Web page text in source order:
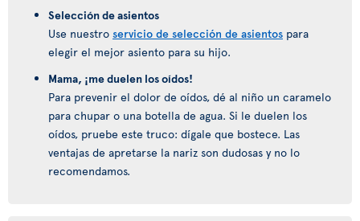
Selección de asientos
Use nuestro servicio de selección de asientos para
elegir el mejor asiento para su hijo.
Mama, ¡me duelen los oídos!
Para prevenir el dolor de oídos, dé al niño un caramelo
para chupar o una botella de agua. Si le duelen los
oídos, pruebe este truco: dígale que bostece. Las
ventajas de apretarse la nariz son dudosas y no lo
recomendamos.